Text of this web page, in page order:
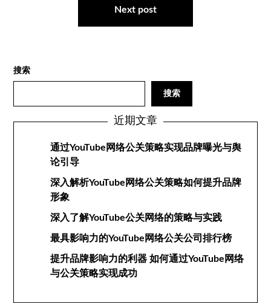
Next post
搜索
搜索
近期文章
通过YouTube网络公关策略实现品牌曝光与舆
论引导
深入解析YouTube网络公关策略如何提升品牌
形象
深入了解YouTube公关网络的策略与实践
最具影响力的YouTube网络公关公司排行榜
提升品牌影响力的利器 如何通过YouTube网络
与公关策略实现成功